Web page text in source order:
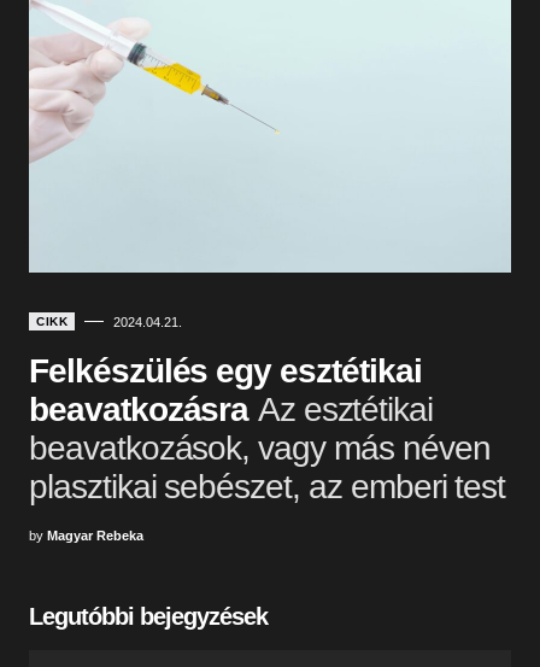
CIKK 2024.04.21.
Felkészülés egy esztétikai
beavatkozásra Az esztétikai
beavatkozások, vagy más néven
plasztikai sebészet, az emberi test
by Magyar Rebeka
Legutóbbi bejegyzések